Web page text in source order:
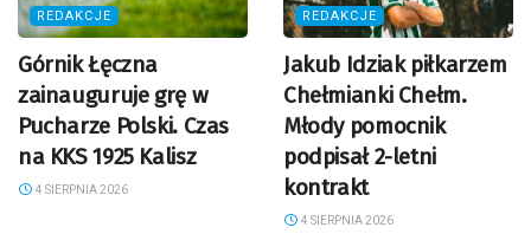
REDAKCJE
Górnik Łęczna
zainauguruje grę w
Pucharze Polski. Czas
na KKS 1925 Kalisz
4 SIERPNIA 2026
REDAKCJE
Jakub Idziak piłkarzem
Chełmianki Chełm.
Młody pomocnik
podpisał 2-letni
kontrakt
4 SIERPNIA 2026